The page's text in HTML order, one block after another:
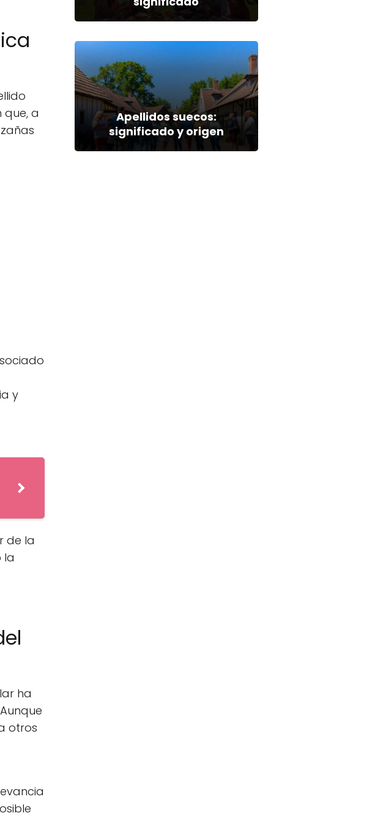
que, a
y
de la
la
ha
otros
Apellidos suecos:
significado y origen